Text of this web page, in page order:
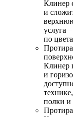
Клинер
и
услуга
по
Клинер
и
полки и